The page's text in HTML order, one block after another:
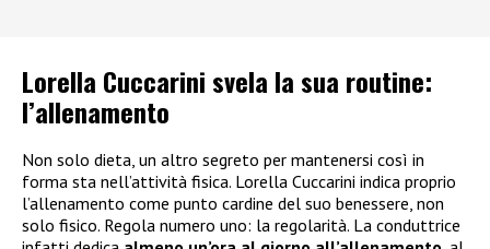
Lorella Cuccarini svela la sua routine:
l’allenamento
Non solo dieta, un altro segreto per mantenersi così in
forma sta nell’attività fisica. Lorella Cuccarini indica proprio
l’allenamento come punto cardine del suo benessere, non
solo fisico. Regola numero uno: la regolarità. La conduttrice